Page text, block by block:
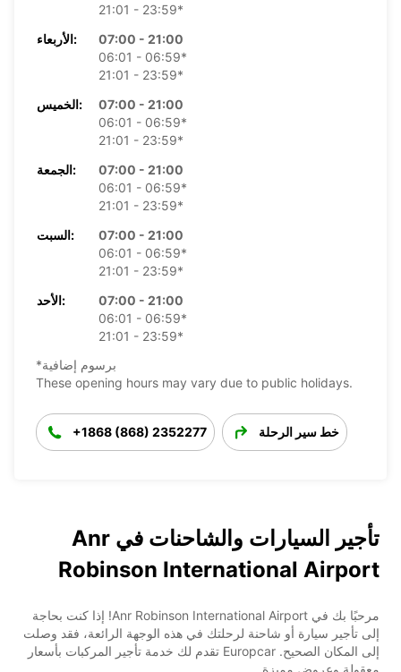
21:01 - 23:59*
الأربعاء:
07:00 - 21:00
06:01 - 06:59*
21:01 - 23:59*
الخميس:
07:00 - 21:00
06:01 - 06:59*
21:01 - 23:59*
الجمعة:
07:00 - 21:00
06:01 - 06:59*
21:01 - 23:59*
السبت:
07:00 - 21:00
06:01 - 06:59*
21:01 - 23:59*
الأحد:
07:00 - 21:00
06:01 - 06:59*
21:01 - 23:59*
*برسوم إضافية
These opening hours may vary due to public holidays.
+1868 (868) 2352277 خط سير الرحلة
تأجير السيارات والشاحنات في Anr
Robinson International Airport
مرحبًا بك في Anr Robinson International Airport! إذا كنت بحاجة
إلى تأجير سيارة أو شاحنة لرحلتك في هذه الوجهة الرائعة، فقد وصلت
إلى المكان الصحيح. Europcar تقدم لك خدمة تأجير المركبات بأسعار
معقولة وعروض مميزة.